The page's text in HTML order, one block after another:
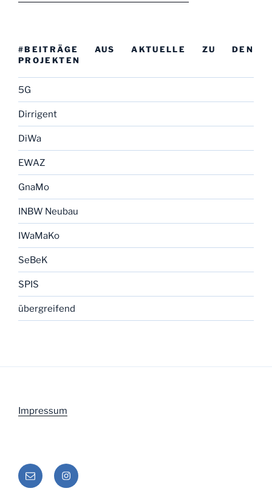
#BEITRÄGE AUS AKTUELLE ZU DEN
PROJEKTEN
5G
Dirrigent
DiWa
EWAZ
GnaMo
INBW Neubau
IWaMaKo
SeBeK
SPIS
übergreifend
Impressum
E-
Mail
Instagram